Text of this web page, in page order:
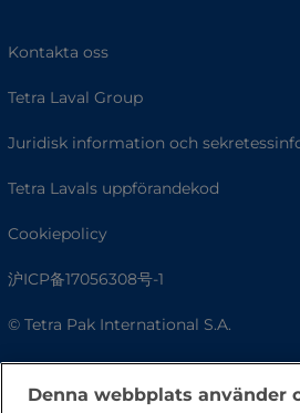
Kontakta oss
Tetra Laval Group
Juridisk information och
Tetra Lavals uppförandekod
Cookiepolicy
沪ICP备17056308号-1
© Tetra Pak International S.A.
Tillgänglighet
Denna webbplats använder